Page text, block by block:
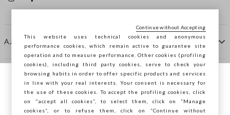
AJUTOR
COMPANIE
CONTACTE
Navighezi pe STEFANEL Italia, vrei să
salvezi locația ta?
This website uses technical cookies and anonymous
performance cookies, which remain active to guarantee site
operation and to measure performance. Other cookies (profiling
cookies), including third party cookies, serve to check your
browsing habits in order to offer specific products and services
in line with your real interests. Your consent is necessary for
the use of these cookies. To accept the profiling cookies, click
on "accept all cookies”, to select them, click on “Manage
cookies”, or to refuse them, click on “Continue without
Continue without Accepting